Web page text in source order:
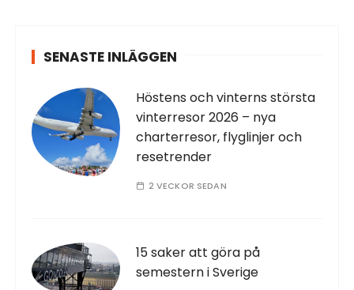
SENASTE INLÄGGEN
Höstens och vinterns största
vinterresor 2026 – nya
charterresor, flyglinjer och
resetrender
2 VECKOR SEDAN
15 saker att göra på
semestern i Sverige